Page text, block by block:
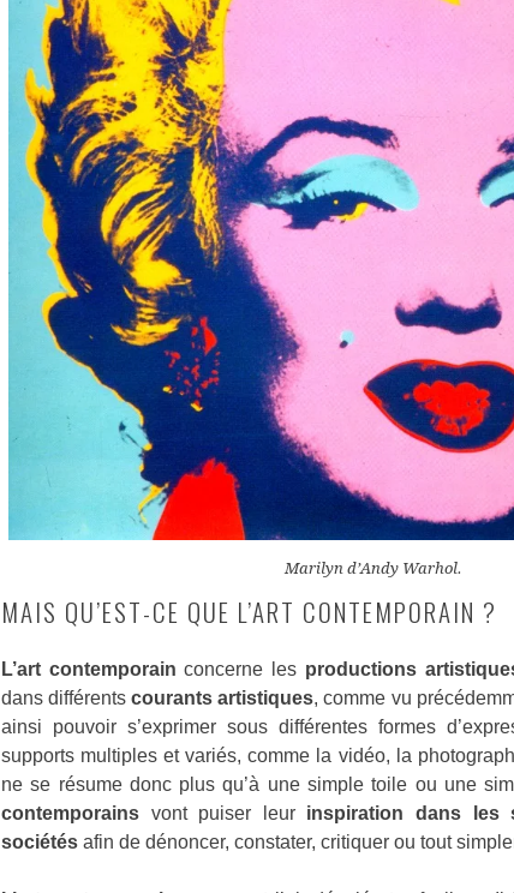
Marilyn d’Andy Warhol.
MAIS QU’EST-CE QUE L’ART CONTEMPORAIN ?
L’art contemporain concerne les productions
dans différentscourants artistiques, comme vu
ainsi pouvoir s’exprimer sous différentes formes
supports multiples et variés, comme la vidéo, la
ne se résume donc plus qu’à une simple toile ou une
contemporains vont puiser leur inspiration dans les
sociétés afin de dénoncer, constater, critiquer ou tout